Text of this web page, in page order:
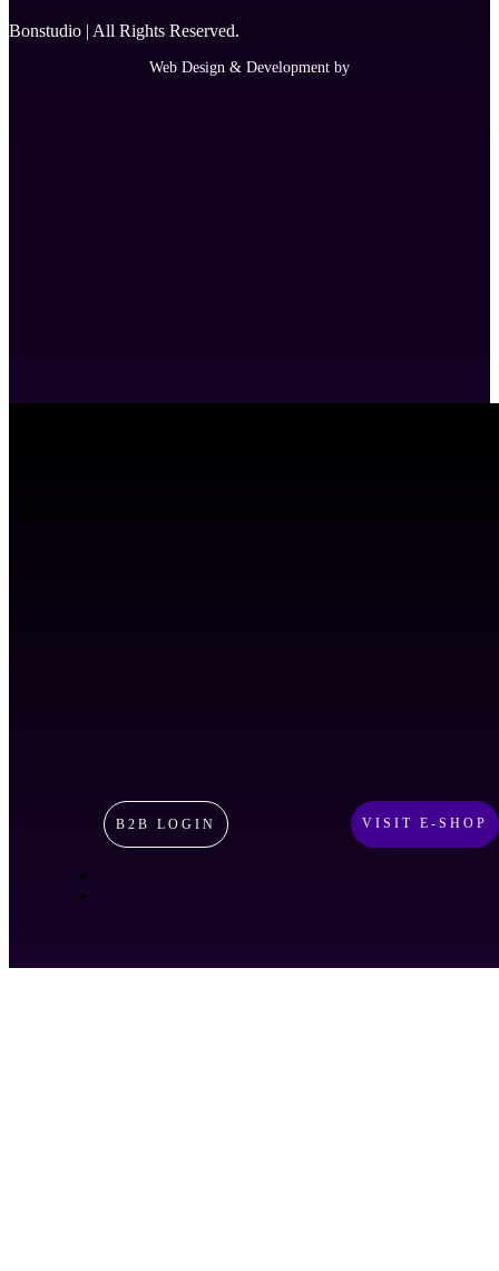
Bonstudio | All Rights Reserved.
Web Design & Development by
B2B LOGIN VISIT E-SHOP